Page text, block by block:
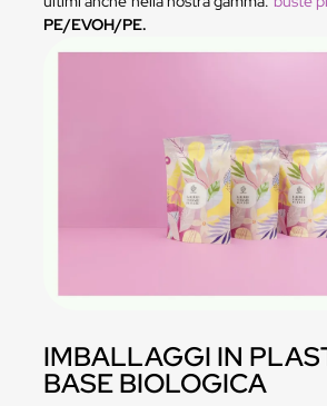
PE/EVOH/PE.
IMBALLAGGI IN
BASE BIOLOGICA